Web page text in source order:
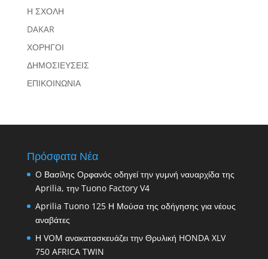
Η ΣΧΟΛΗ
DAKAR
ΧΟΡΗΓΟΙ
ΔΗΜΟΣΙΕΥΣΕΙΣ
ΕΠΙΚΟΙΝΩΝΙΑ
Πρόσφατα Νέα
O Βασίλης Ορφανός οδηγεί την γυμνή ναυαρχίδα της
Aprilia, την Tuono Factory V4
Aprilia Tuono 125 Η Μούσα της οδήγησης για νέους
αναβάτες
Η VOM ανακατασκευάζει την Θρυλική HONDA XLV
750 AFRICA TWIN